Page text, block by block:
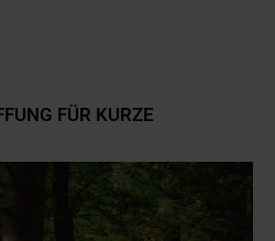
FÜR KURZE